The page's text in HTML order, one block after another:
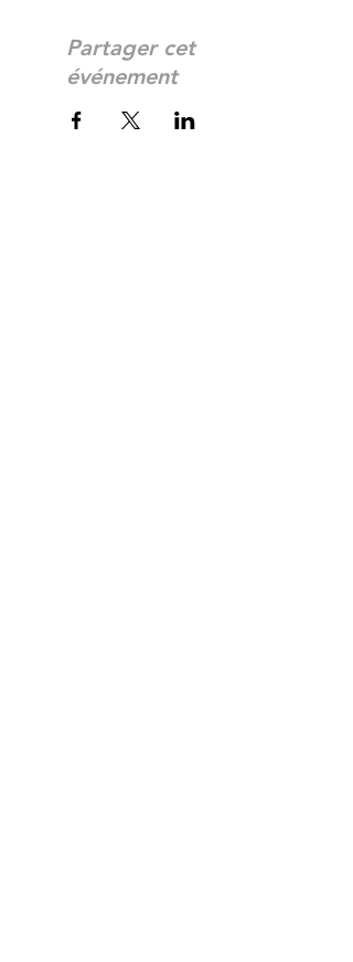
Partager cet
événement